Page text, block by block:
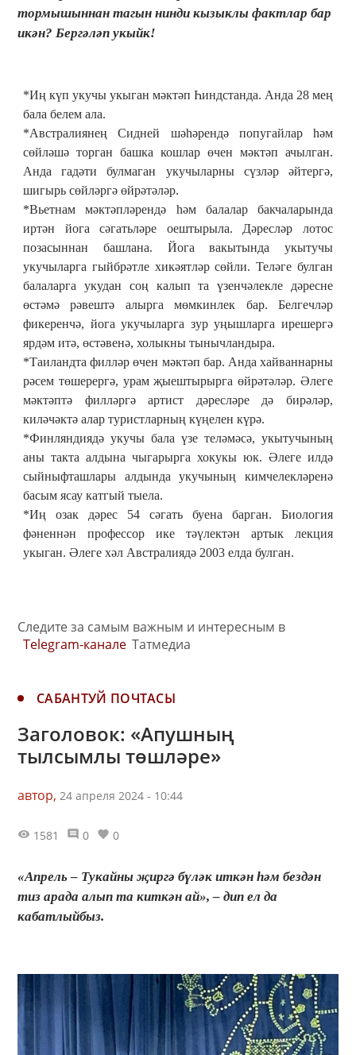
тормышыннан тагын нинди кызыклы фактлар бар
икән? Бергәләп укыйк!
*Иң күп укучы укыган мәктәп Һиндстанда. Анда 28 мең
бала белем ала.
*Австралиянең Сидней шәһәрендә попугайлар һәм
сөйләшә торган башка кошлар өчен мәктәп ачылган.
Анда гадәти булмаган укучыларны сүзләр әйтергә,
шигырь сөйләргә өйрәтәләр.
*Вьетнам мәктәпләрендә һәм балалар бакчаларында
иртән йога сәгатьләре оештырыла. Дәресләр лотос
позасыннан башлана. Йога вакытында укытучы
укучыларга гыйбрәтле хикәятләр сөйли. Теләге булган
балаларга укудан соң калып та үзенчәлекле дәресне
өстәмә рәвештә алырга мөмкинлек бар. Белгечләр
фикеренчә, йога укучыларга зур уңышларга ирешергә
ярдәм итә, өстәвенә, холыкны тынычландыра.
*Таиландта филләр өчен мәктәп бар. Анда хайваннарны
рәсем төшерергә, урам җыештырырга өйрәтәләр. Әлеге
мәктәптә филләргә артист дәресләре дә бирәләр,
киләчәктә алар туристларның күңелен күрә.
*Финляндиядә укучы бала үзе теләмәсә, укытучының
аны такта алдына чыгарырга хокукы юк. Әлеге илдә
сыйныфташлары алдында укучының кимчелекләренә
басым ясау катгый тыела.
*Иң озак дәрес 54 сәгать буена барган. Биология
фәненнән профессор ике тәүлектән артык лекция
укыган. Әлеге хәл Австралиядә 2003 елда булган.
Следите за самым важным и интересным в
Telegram-канале Татмедиа
САБАНТУЙ ПОЧТАСЫ
Заголовок: «Апушның
тылсымлы төшләре»
автор, 24 апреля 2024 - 10:44
1581 0 0
«Апрель – Тукайны җиргә бүләк иткән һәм бездән
тиз арада алып та киткән ай», – дип ел да
кабатлыйбыз.